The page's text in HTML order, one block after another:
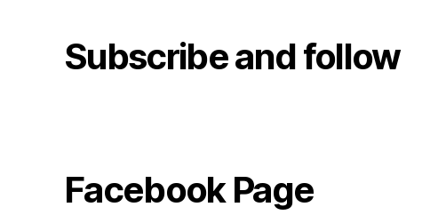
Subscribe and follow
Facebook Page